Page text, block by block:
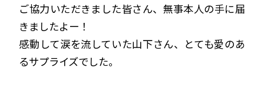
ご協力いただきました皆さん、無事本人の手に届
きましたよー！
感動して涙を流していた山下さん、とても愛のあ
るサプライズでした。